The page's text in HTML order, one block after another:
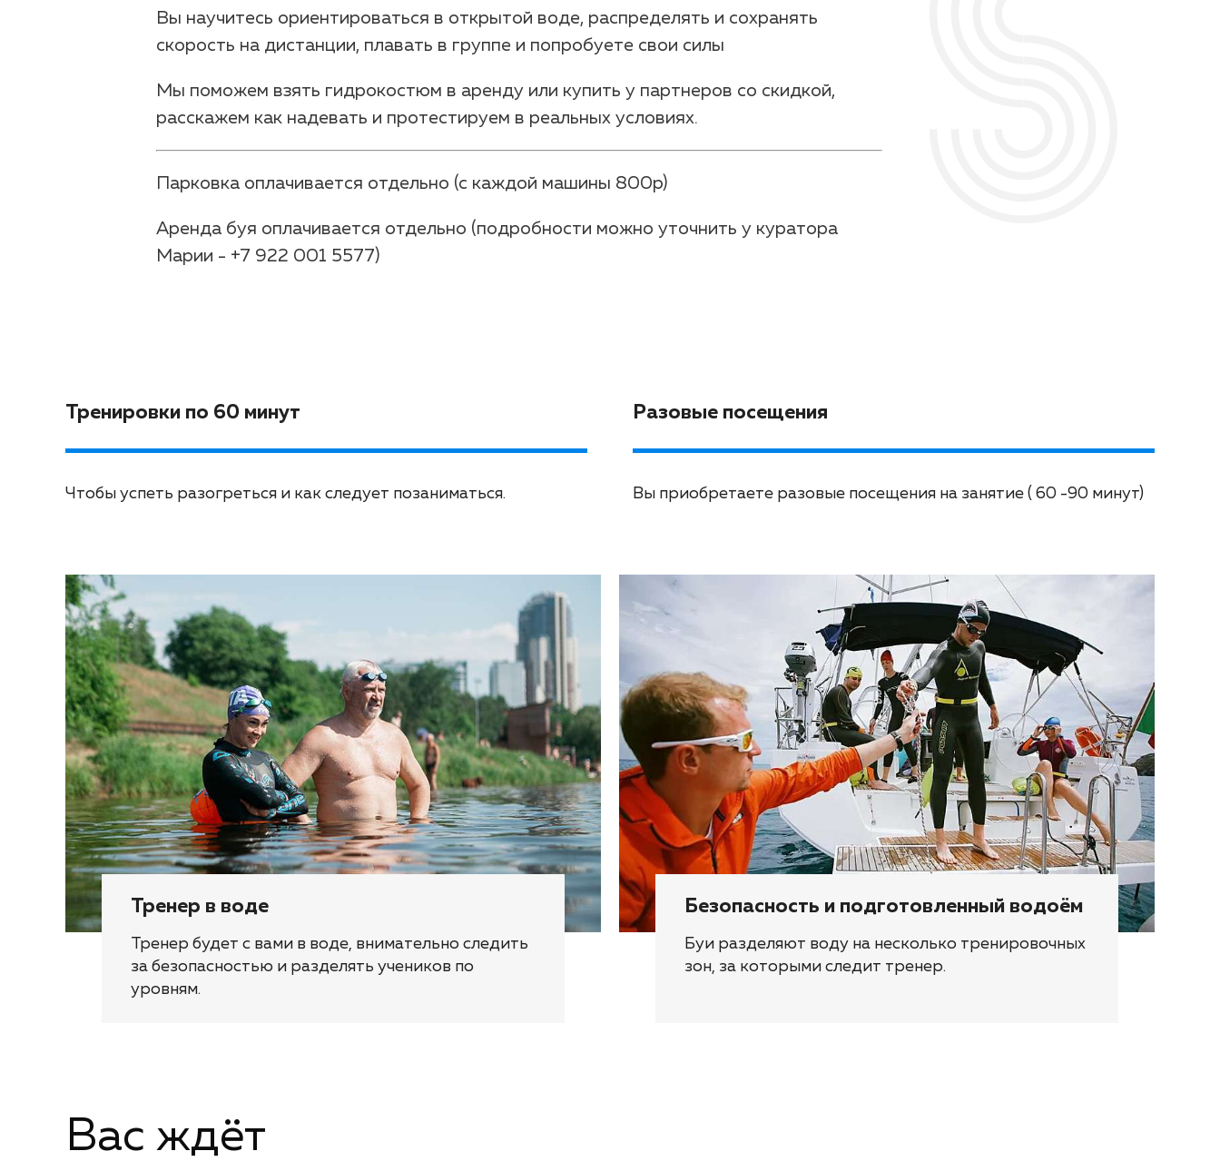
Вы научитесь ориентироваться в открытой воде, распределять и сохранять
скорость на дистанции, плавать в группе и попробуете свои силы
Мы поможем взять гидрокостюм в аренду или купить у партнеров со скидкой,
расскажем как надевать и протестируем в реальных условиях.
Парковка оплачивается отдельно (с каждой машины 800р)
Аренда буя оплачивается отдельно (подробности можно уточнить у куратора
Марии - +7 922 001 5577)
Тренировки по 60 минут
Чтобы успеть разогреться и как следует позаниматься.
Разовые посещения
Вы приобретаете разовые посещения на занятие ( 60 -90 минут)
Тренер в воде
Тренер будет с вами в воде, внимательно следить
за безопасностью и разделять учеников по
уровням.
Безопасность и подготовленный водоём
Буи разделяют воду на несколько тренировочных
зон, за которыми следит тренер.
Вас ждёт